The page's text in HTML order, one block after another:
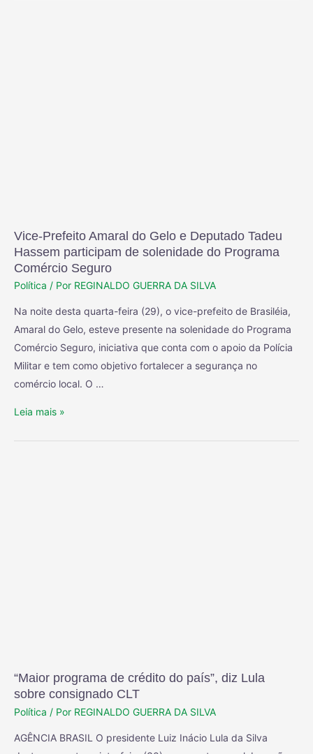
Vice-Prefeito Amaral do Gelo e Deputado Tadeu
Hassem participam de solenidade do Programa
Comércio Seguro
Política / Por REGINALDO GUERRA DA SILVA
Na noite desta quarta-feira (29), o vice-prefeito de Brasiléia,
Amaral do Gelo, esteve presente na solenidade do Programa
Comércio Seguro, iniciativa que conta com o apoio da Polícia
Militar e tem como objetivo fortalecer a segurança no
comércio local. O …
Leia mais »
“Maior programa de crédito do país”, diz Lula
sobre consignado CLT
Política / Por REGINALDO GUERRA DA SILVA
AGÊNCIA BRASIL O presidente Luiz Inácio Lula da Silva